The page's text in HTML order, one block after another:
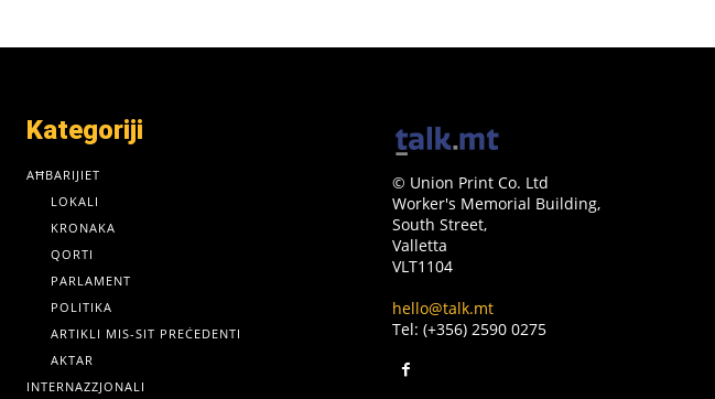
Kategoriji
AĦBARIJIET
LOKALI
KRONAKA
QORTI
PARLAMENT
POLITIKA
ARTIKLI MIS-SIT PREĊEDENTI
AKTAR
INTERNAZZJONALI
© Union Print Co. Ltd
Worker's Memorial Building,
South Street,
Valletta
VLT1104
hello@talk.mt
Tel: (+356) 2590 0275